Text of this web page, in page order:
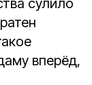
сулило
вперёд,